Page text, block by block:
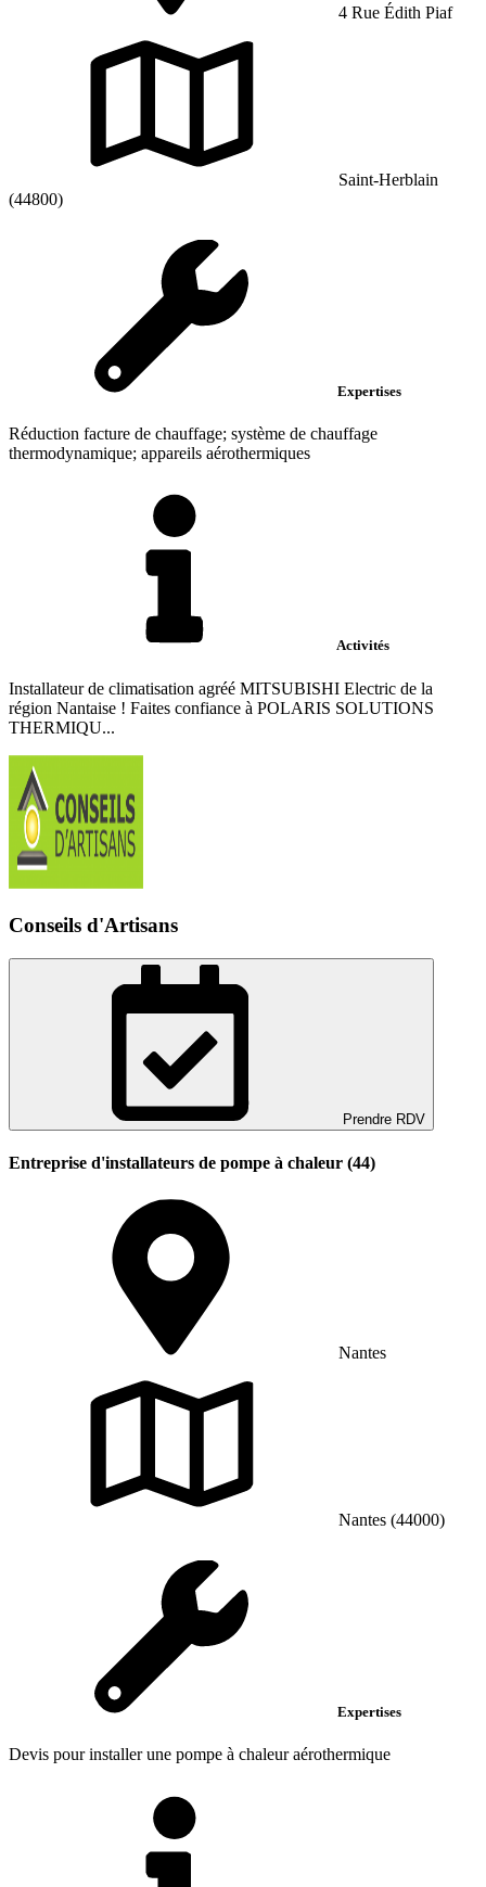
4 Rue Édith Piaf
Saint-Herblain
(44800)
Expertises
Réduction facture de chauffage; système de chauffage
thermodynamique; appareils aérothermiques
Activités
Installateur de climatisation agréé MITSUBISHI Electric de la
région Nantaise ! Faites confiance à POLARIS SOLUTIONS
THERMIQU...
Conseils d'Artisans
Prendre RDV
Entreprise d'installateurs de pompe à chaleur (44)
Nantes
Nantes (44000)
Expertises
Devis pour installer une pompe à chaleur aérothermique